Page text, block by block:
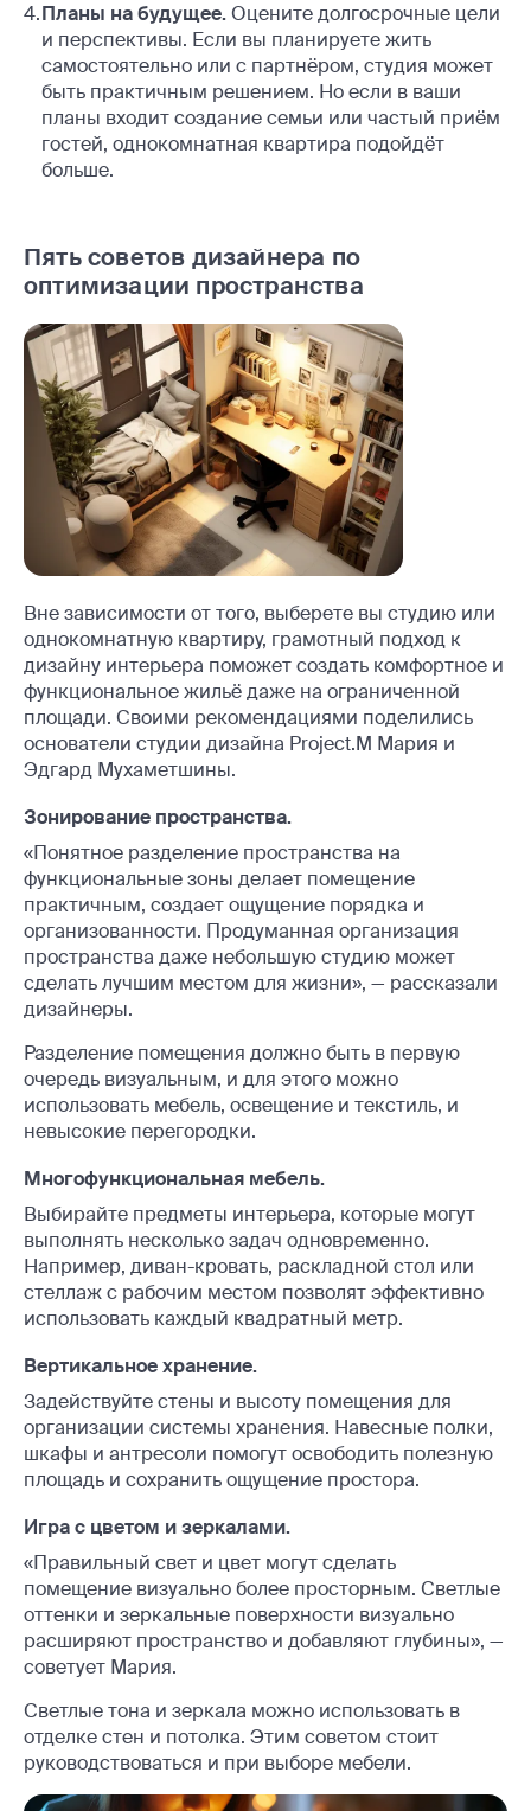
Планы на будущее.Оцените долгосрочные цели
и перспективы. Если вы планируете жить
самостоятельно или с партнёром, студия может
быть практичным решением. Но если в ваши
планы входит создание семьи или частый приём
гостей, однокомнатная квартира подойдёт
больше.
Пять советов дизайнера по
оптимизации пространства
Вне зависимости от того, выберете вы студию или
однокомнатную квартиру, грамотный подход к
дизайну интерьера поможет создать комфортное и
функциональное жильё даже на ограниченной
площади. Своими рекомендациями поделились
основатели студии дизайна Project.M Мария и
Эдгард Мухаметшины.
Зонирование пространства.
«Понятное разделение пространства на
функциональные зоны делает помещение
практичным, создает ощущение порядка и
организованности. Продуманная организация
пространства даже небольшую студию может
сделать лучшим местом для жизни», — рассказали
дизайнеры.
Разделение помещения должно быть в первую
очередь визуальным, и для этого можно
использовать мебель, освещение и текстиль, и
невысокие перегородки.
Многофункциональная мебель.
Выбирайте предметы интерьера, которые могут
выполнять несколько задач одновременно.
Например, диван-кровать, раскладной стол или
стеллаж с рабочим местом позволят эффективно
использовать каждый квадратный метр.
Вертикальное хранение.
Задействуйте стены и высоту помещения для
организации системы хранения. Навесные полки,
шкафы и антресоли помогут освободить полезную
площадь и сохранить ощущение простора.
Игра с цветом и зеркалами.
«Правильный свет и цвет могут сделать
помещение визуально более просторным. Светлые
оттенки и зеркальные поверхности визуально
расширяют пространство и добавляют глубины», —
советует Мария.
Светлые тона и зеркала можно использовать в
отделке стен и потолка. Этим советом стоит
руководствоваться и при выборе мебели.